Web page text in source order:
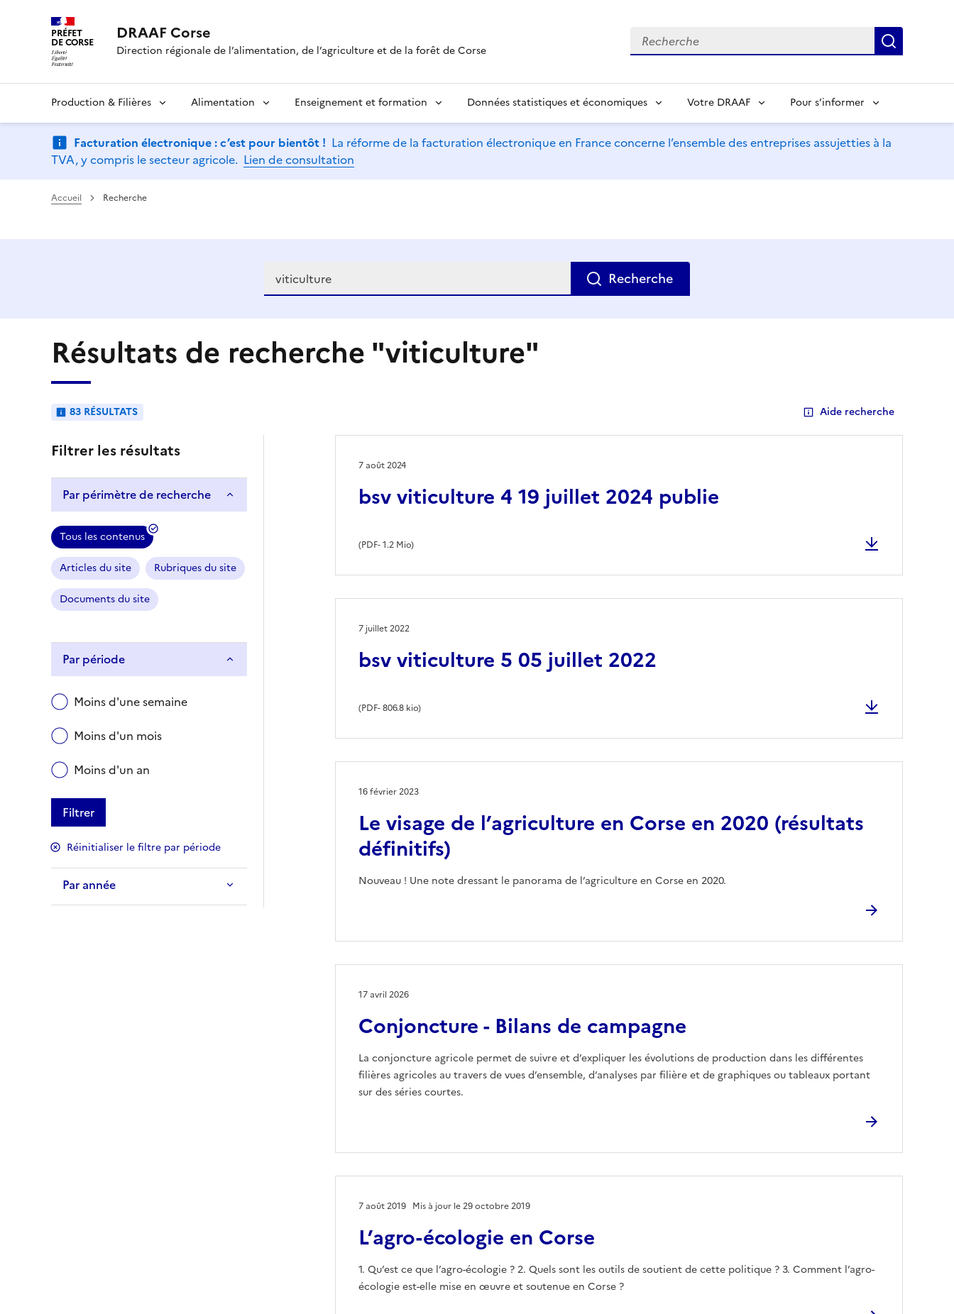
PRÉFET
DE CORSE DRAAF Corse
Direction régionale de l’alimentation, de l’agriculture et de la forêt de Corse
Recherche
Production & Filières Alimentation Enseignement et formation Données statistiques et économiques Votre DRAAF Pour s’informer
Facturation électronique : c’est pour bientôt ! La réforme de la facturation électronique en France concerne l’ensemble des entreprises assujetties à la
TVA, y compris le secteur agricole. Lien de consultation
Accueil Recherche
Recherche
Résultats de recherche "viticulture"
83 RÉSULTATS Aide recherche
Filtrer les résultats
Par périmètre de recherche
Tous les contenus
Articles du site Rubriques du site
Documents du site
Par période
Moins d'une semaine
Moins d'un mois
Moins d'un an
Filtrer
Réinitialiser le filtre par période
Par année
bsv viticulture 4 19 juillet 2024 publie
7 août 2024
(PDF- 1.2 Mio)
bsv viticulture 5 05 juillet 2022
7 juillet 2022
(PDF- 806.8 kio)
Le visage de l’agriculture en Corse en 2020 (résultats
définitifs)
16 février 2023
Nouveau ! Une note dressant le panorama de l’agriculture en Corse en 2020.
Conjoncture - Bilans de campagne
17 avril 2026
La conjoncture agricole permet de suivre et d’expliquer les évolutions de production dans les différentes
filières agricoles au travers de vues d’ensemble, d’analyses par filière et de graphiques ou tableaux portant
sur des séries courtes.
L’agro-écologie en Corse
7 août 2019 Mis à jour le 29 octobre 2019
1. Qu’est ce que l’agro-écologie ? 2. Quels sont les outils de soutient de cette politique ? 3. Comment l’agro-
écologie est-elle mise en œuvre et soutenue en Corse ?